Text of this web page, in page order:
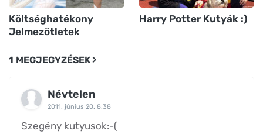
Költséghatékony
Jelmezötletek
Harry Potter Kutyák :)
1 MEGJEGYZÉSEK
Névtelen
2011. június 20. 8:38
Szegény kutyusok:-(